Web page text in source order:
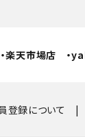
・楽天市場店 ・
登録について